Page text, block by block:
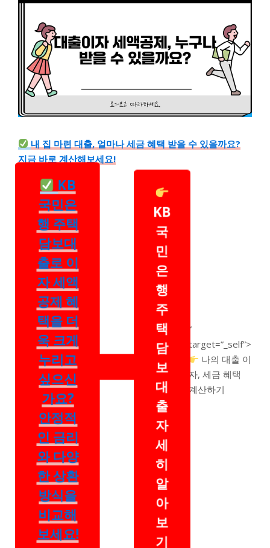
내 집 마련 대출, 얼마나 세금 혜택 받을 수 있을까요?
지금 바로 계산해보세요!
KB
국민은
행 주택
담보대
출로 이
자 세액
공제 혜
택을 더
욱 크게
누리고
싶으신
가요?
안정적
인 금리
와 다양
한 상환
방식을
비교해
보세요!
KB
국
민
은
행
주
택
담
보
대
출
자
세
히
알
아
보
기
”
target=”_self”>
나의 대출 이
자, 세금 혜택
계산하기